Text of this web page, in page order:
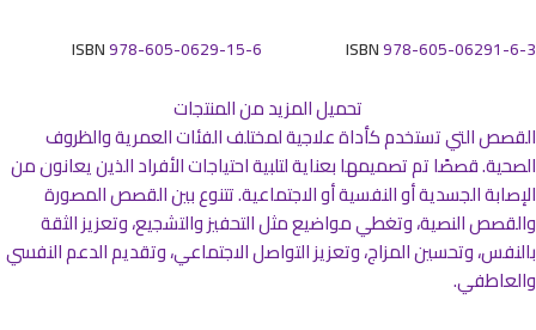
ISBN978-605-06291-6-3
ISBN978-605-0629-15-6
تحميل المزيد من المنتجات
القصص التي تستخدم كأداة علاجية لمختلف الفئات العمرية والظروف
الصحية. قصصًا تم تصميمها بعناية لتلبية احتياجات الأفراد الذين يعانون من
الإصابة الجسدية أو النفسية أو الاجتماعية. تتنوع بين القصص المصورة
والقصص النصية، وتغطي مواضيع مثل التحفيز والتشجيع، وتعزيز الثقة
بالنفس، وتحسين المزاج، وتعزيز التواصل الاجتماعي، وتقديم الدعم النفسي
والعاطفي.